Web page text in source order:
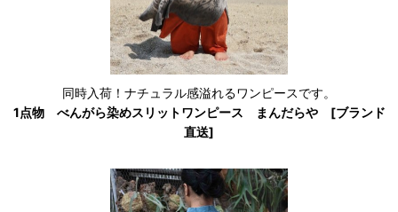
同時入荷！ナチュラル感溢れるワンピースです。
1点物 べんがら染めスリットワンピース まんだらや [ブランド
直送]